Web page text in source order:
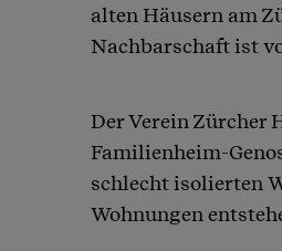
alten Häusern am
Nachbarschaft ist
Der Verein Zürcher
Familienheim-
schlecht isolierten
Wohnungen